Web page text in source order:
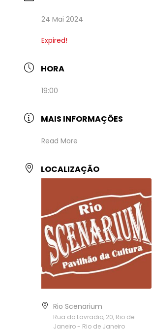
24 Mai 2024
Expired!
HORA
19:00
MAIS INFORMAÇÕES
Read More
LOCALIZAÇÃO
Rio Scenarium
Rua do Lavradio, 20, Rio de
Janeiro - Rio de Janeiro